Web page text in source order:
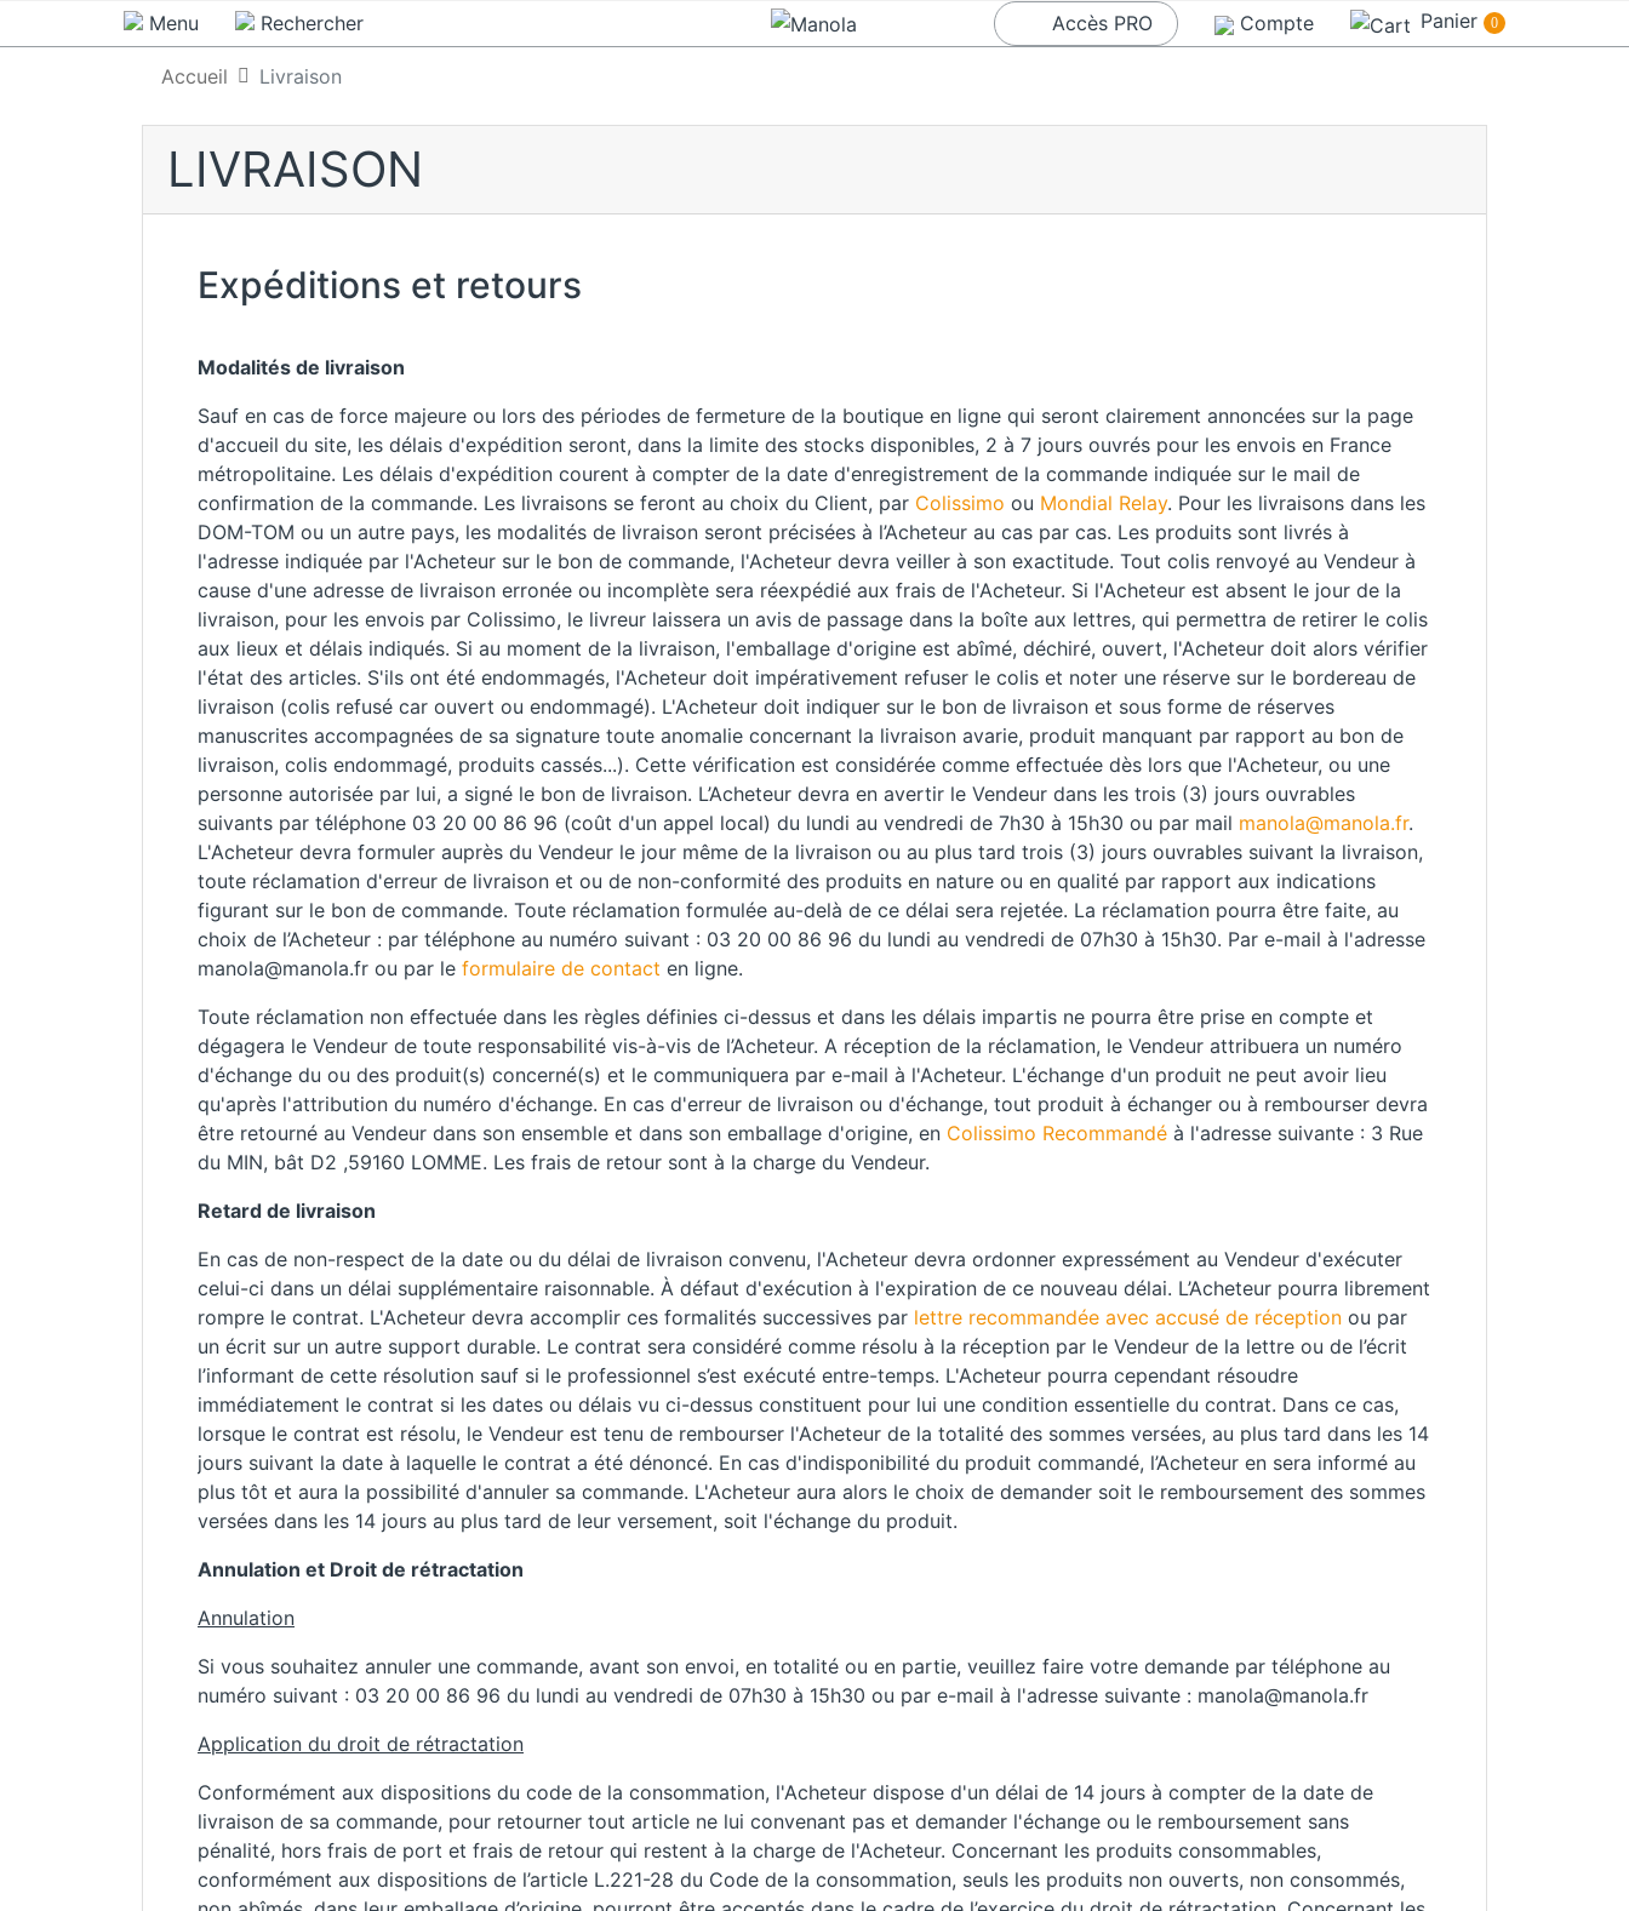
Menu Rechercher Accès PRO Compte Panier 0
Accueil Livraison
LIVRAISON
Expéditions et retours
Modalités de livraison
Sauf en cas de force majeure ou lors des périodes de fermeture de la boutique en ligne qui seront clairement annoncées sur la page
d'accueil du site, les délais d'expédition seront, dans la limite des stocks disponibles, 2 à 7 jours ouvrés pour les envois en France
métropolitaine. Les délais d'expédition courent à compter de la date d'enregistrement de la commande indiquée sur le mail de
confirmation de la commande. Les livraisons se feront au choix du Client, par Colissimo ou Mondial Relay. Pour les livraisons dans les
DOM-TOM ou un autre pays, les modalités de livraison seront précisées à l’Acheteur au cas par cas. Les produits sont livrés à
l'adresse indiquée par l'Acheteur sur le bon de commande, l'Acheteur devra veiller à son exactitude. Tout colis renvoyé au Vendeur à
cause d'une adresse de livraison erronée ou incomplète sera réexpédié aux frais de l'Acheteur. Si l'Acheteur est absent le jour de la
livraison, pour les envois par Colissimo, le livreur laissera un avis de passage dans la boîte aux lettres, qui permettra de retirer le colis
aux lieux et délais indiqués. Si au moment de la livraison, l'emballage d'origine est abîmé, déchiré, ouvert, l'Acheteur doit alors vérifier
l'état des articles. S'ils ont été endommagés, l'Acheteur doit impérativement refuser le colis et noter une réserve sur le bordereau de
livraison (colis refusé car ouvert ou endommagé). L'Acheteur doit indiquer sur le bon de livraison et sous forme de réserves
manuscrites accompagnées de sa signature toute anomalie concernant la livraison avarie, produit manquant par rapport au bon de
livraison, colis endommagé, produits cassés...). Cette vérification est considérée comme effectuée dès lors que l'Acheteur, ou une
personne autorisée par lui, a signé le bon de livraison. L’Acheteur devra en avertir le Vendeur dans les trois (3) jours ouvrables
suivants par téléphone 03 20 00 86 96 (coût d'un appel local) du lundi au vendredi de 7h30 à 15h30 ou par mail manola@manola.fr.
L'Acheteur devra formuler auprès du Vendeur le jour même de la livraison ou au plus tard trois (3) jours ouvrables suivant la livraison,
toute réclamation d'erreur de livraison et ou de non-conformité des produits en nature ou en qualité par rapport aux indications
figurant sur le bon de commande. Toute réclamation formulée au-delà de ce délai sera rejetée. La réclamation pourra être faite, au
choix de l’Acheteur : par téléphone au numéro suivant : 03 20 00 86 96 du lundi au vendredi de 07h30 à 15h30. Par e-mail à l'adresse
manola@manola.fr ou par le formulaire de contact en ligne.
Toute réclamation non effectuée dans les règles définies ci-dessus et dans les délais impartis ne pourra être prise en compte et
dégagera le Vendeur de toute responsabilité vis-à-vis de l’Acheteur. A réception de la réclamation, le Vendeur attribuera un numéro
d'échange du ou des produit(s) concerné(s) et le communiquera par e-mail à l'Acheteur. L'échange d'un produit ne peut avoir lieu
qu'après l'attribution du numéro d'échange. En cas d'erreur de livraison ou d'échange, tout produit à échanger ou à rembourser devra
être retourné au Vendeur dans son ensemble et dans son emballage d'origine, en Colissimo Recommandé à l'adresse suivante : 3 Rue
du MIN, bât D2 ,59160 LOMME. Les frais de retour sont à la charge du Vendeur.
Retard de livraison
En cas de non-respect de la date ou du délai de livraison convenu, l'Acheteur devra ordonner expressément au Vendeur d'exécuter
celui-ci dans un délai supplémentaire raisonnable. À défaut d'exécution à l'expiration de ce nouveau délai. L’Acheteur pourra librement
rompre le contrat. L'Acheteur devra accomplir ces formalités successives par lettre recommandée avec accusé de réception ou par
un écrit sur un autre support durable. Le contrat sera considéré comme résolu à la réception par le Vendeur de la lettre ou de l’écrit
l’informant de cette résolution sauf si le professionnel s’est exécuté entre-temps. L'Acheteur pourra cependant résoudre
immédiatement le contrat si les dates ou délais vu ci-dessus constituent pour lui une condition essentielle du contrat. Dans ce cas,
lorsque le contrat est résolu, le Vendeur est tenu de rembourser l'Acheteur de la totalité des sommes versées, au plus tard dans les 14
jours suivant la date à laquelle le contrat a été dénoncé. En cas d'indisponibilité du produit commandé, l’Acheteur en sera informé au
plus tôt et aura la possibilité d'annuler sa commande. L'Acheteur aura alors le choix de demander soit le remboursement des sommes
versées dans les 14 jours au plus tard de leur versement, soit l'échange du produit.
Annulation et Droit de rétractation
Annulation
Si vous souhaitez annuler une commande, avant son envoi, en totalité ou en partie, veuillez faire votre demande par téléphone au
numéro suivant : 03 20 00 86 96 du lundi au vendredi de 07h30 à 15h30 ou par e-mail à l'adresse suivante : manola@manola.fr
Application du droit de rétractation
Conformément aux dispositions du code de la consommation, l'Acheteur dispose d'un délai de 14 jours à compter de la date de
livraison de sa commande, pour retourner tout article ne lui convenant pas et demander l'échange ou le remboursement sans
pénalité, hors frais de port et frais de retour qui restent à la charge de l'Acheteur. Concernant les produits consommables,
conformément aux dispositions de l’article L.221-28 du Code de la consommation, seuls les produits non ouverts, non consommés,